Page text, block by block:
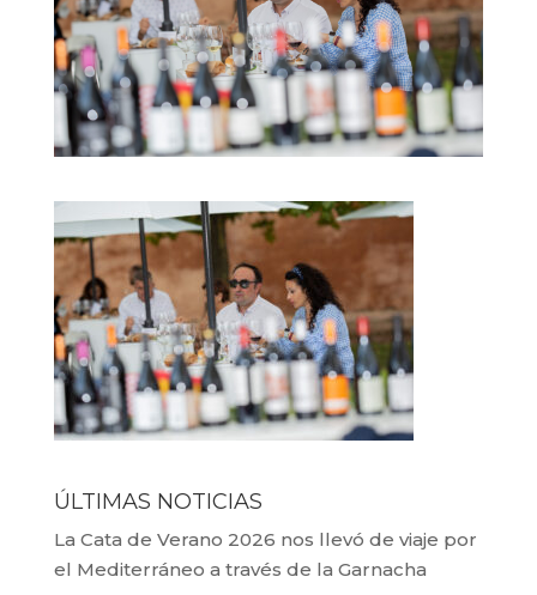
ÚLTIMAS NOTICIAS
La Cata de Verano 2026 nos llevó de viaje por
el Mediterráneo a través de la Garnacha